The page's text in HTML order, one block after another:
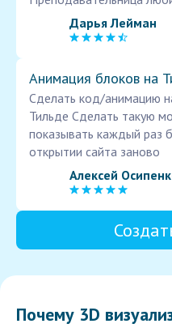
Дарья Лейман
Анимация блоков на
Сделать код/анимацию
Тильде Сделать такую
показывать каждый раз
открытии сайта заново
Алексей
Почему 3D